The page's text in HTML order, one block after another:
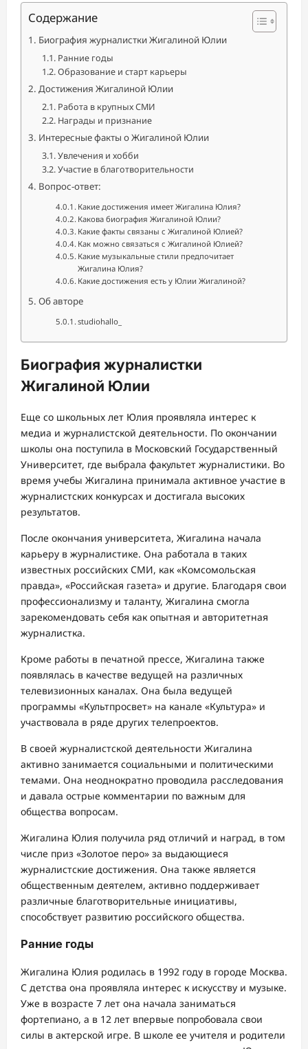
Содержание
Биография журналистки Жигалиной Юлии
Ранние годы
Образование и старт карьеры
Достижения Жигалиной Юлии
Работа в крупных СМИ
Награды и признание
Интересные факты о Жигалиной Юлии
Увлечения и хобби
Участие в благотворительности
Вопрос-ответ:
Какие достижения имеет Жигалина Юлия?
Какова биография Жигалиной Юлии?
Какие факты связаны с Жигалиной Юлией?
Как можно связаться с Жигалиной Юлией?
Какие музыкальные стили предпочитает
Жигалина Юлия?
Какие достижения есть у Юлии Жигалиной?
Об авторе
studiohallo_
Биография журналистки
Жигалиной Юлии
Еще со школьных лет Юлия проявляла интерес к
медиа и журналистской деятельности. По окончании
школы она поступила в Московский Государственный
Университет, где выбрала факультет журналистики. Во
время учебы Жигалина принимала активное участие в
журналистских конкурсах и достигала высоких
результатов.
После окончания университета, Жигалина начала
карьеру в журналистике. Она работала в таких
известных российских СМИ, как «Комсомольская
правда», «Российская газета» и другие. Благодаря свои
профессионализму и таланту, Жигалина смогла
зарекомендовать себя как опытная и авторитетная
журналистка.
Кроме работы в печатной прессе, Жигалина также
появлялась в качестве ведущей на различных
телевизионных каналах. Она была ведущей
программы «Культпросвет» на канале «Культура» и
участвовала в ряде других телепроектов.
В своей журналистской деятельности Жигалина
активно занимается социальными и политическими
темами. Она неоднократно проводила расследования
и давала острые комментарии по важным для
общества вопросам.
Жигалина Юлия получила ряд отличий и наград, в том
числе приз «Золотое перо» за выдающиеся
журналистские достижения. Она также является
общественным деятелем, активно поддерживает
различные благотворительные инициативы,
способствует развитию российского общества.
Ранние годы
Жигалина Юлия родилась в 1992 году в городе Москва.
С детства она проявляла интерес к искусству и музыке.
Уже в возрасте 7 лет она начала заниматься
фортепиано, а в 12 лет впервые попробовала свои
силы в актерской игре. В школе ее учителя и родители